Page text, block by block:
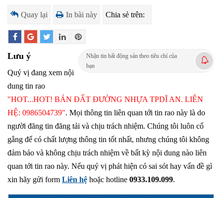
Quay lại In bài này Chia sẻ trên:
Nhận tin bất động sản theo tiêu chí của
bạn
Lưu ý
Quý vị đang xem nội
dung tin rao
"HOT...HOT! BÁN ĐẤT ĐƯỜNG NHỰA TPDĨ AN. LIÊN
HỆ: 0986504739". Mọi thông tin liên quan tới tin rao này là do
người đăng tin đăng tải và chịu trách nhiệm. Chúng tôi luôn cố
gắng để có chất lượng thông tin tốt nhất, nhưng chúng tôi không
đảm bảo và không chịu trách nhiệm về bất kỳ nội dung nào liên
quan tới tin rao này. Nếu quý vị phát hiện có sai sót hay vấn đề gì
xin hãy gửi form Liên hệ hoặc hotline 0933.109.099.